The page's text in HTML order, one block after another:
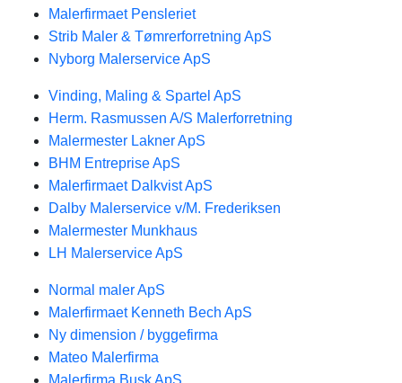
Malerfirmaet Pensleriet
Strib Maler & Tømrerforretning ApS
Nyborg Malerservice ApS
Vinding, Maling & Spartel ApS
Herm. Rasmussen A/S Malerforretning
Malermester Lakner ApS
BHM Entreprise ApS
Malerfirmaet Dalkvist ApS
Dalby Malerservice v/M. Frederiksen
Malermester Munkhaus
LH Malerservice ApS
Normal maler ApS
Malerfirmaet Kenneth Bech ApS
Ny dimension / byggefirma
Mateo Malerfirma
Malerfirma Busk ApS